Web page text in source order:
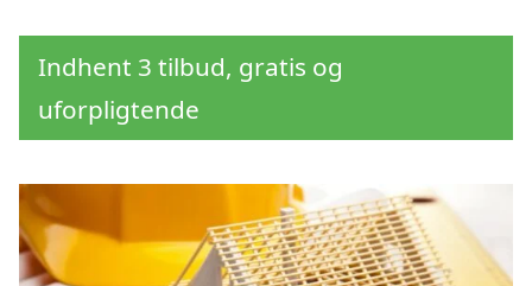
Indhent 3 tilbud, gratis og
uforpligtende